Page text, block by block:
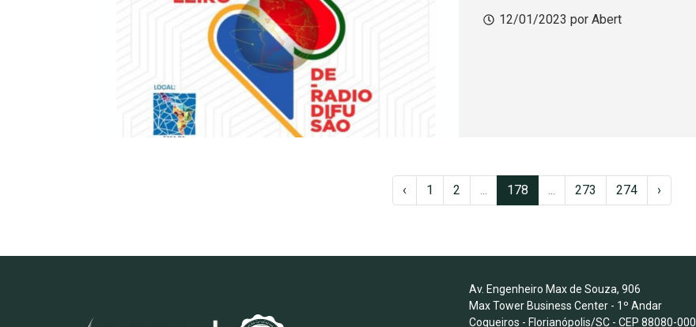
12/01/2023 por Abert
‹ 1 2 ... 178 ... 273 274 ›
Av. Engenheiro Max de Souza, 906
Max Tower Business Center - 1º Andar
Coqueiros - Florianópolis/SC - CEP 88080-000